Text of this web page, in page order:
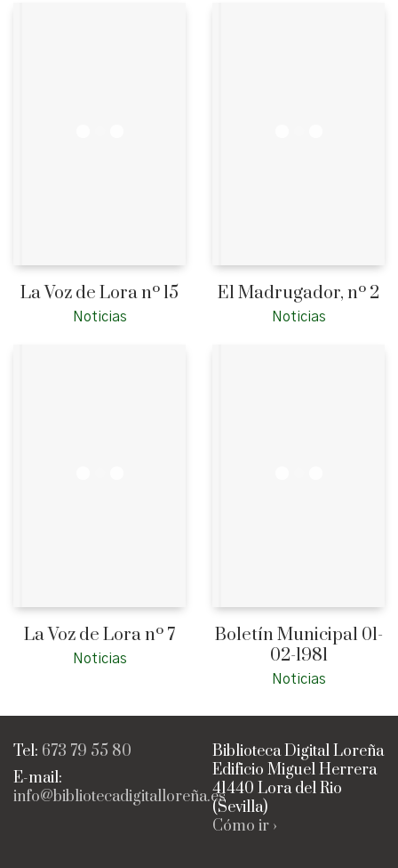
La Voz de Lora nº 15
Noticias
El Madrugador, nº 2
Noticias
La Voz de Lora nº 7
Noticias
Boletín Municipal 01-
02-1981
Noticias
Tel: 673 79 55 80
E-mail:
info@bibliotecadigitalloreña.es
Biblioteca Digital Loreña
Edificio Miguel Herrera
41440 Lora del Rio
(Sevilla)
Cómo ir ›